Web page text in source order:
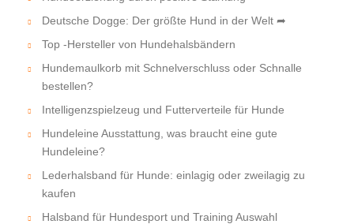
Deutsche Dogge: Der größte Hund in der Welt ➦
Top -Hersteller von Hundehalsbändern
Hundemaulkorb mit Schnelverschluss oder Schnalle
bestellen?
Intelligenzspielzeug und Futterverteile für Hunde
Hundeleine Ausstattung, was braucht eine gute
Hundeleine?
Lederhalsband für Hunde: einlagig oder zweilagig zu
kaufen
Halsband für Hundesport und Training Auswahl